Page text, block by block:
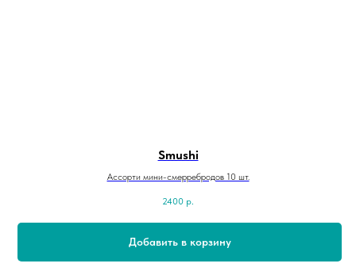
Smushi
Ассорти мини-смерребродов 10 шт.
2400 р.
Добавить в корзину